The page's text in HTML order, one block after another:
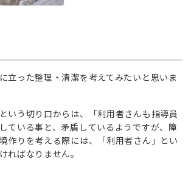
立った整理・清潔を考えてみたいと思いま
いう切り口からは、「利用者さんも指導員
ている事と、矛盾しているようですが、障
作りを考える際には、「利用者さん」とい
ればなりません。